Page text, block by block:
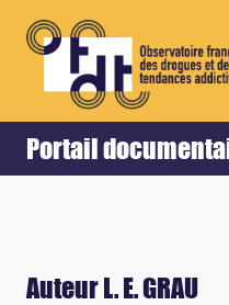
Portail
Accueil Retour
Auteur L. E. GRAU